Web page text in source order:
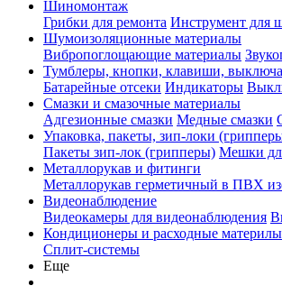
Шиномонтаж
Грибки для ремонта Инструмент для
Шумоизоляционные материалы
Вибропоглощающие материалы
Тумблеры, кнопки, клавиши,
Батарейные отсеки Индикаторы
Смазки и смазочные материалы
Адгезионные смазки Медные смазки
Упаковка, пакеты, зип-локи
Пакеты зип-лок (грипперы) Мешки
Металлорукав и фитинги
Металлорукав герметичный в ПВХ
Видеонаблюдение
Видеокамеры для видеонаблюдения
Кондиционеры и расходные материлы
Сплит-системы
Еще